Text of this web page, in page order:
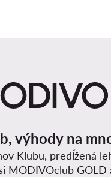
výhody na
Klubu, predĺžená
MODIVOclub GOLD